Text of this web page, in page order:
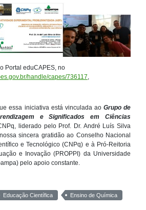
Portal eduCAPES, no
handle/capes/736117,
essa iniciativa está vinculada ao Grupo de
e Significados em Ciências
liderado pelo Prof. Dr. André Luís Silva
sincera gratidão ao Conselho Nacional
e Tecnológico (CNPq) e à Pró-Reitoria
e Inovação (PROPPI) da Universidade
pelo apoio constante.
Educação Científica Ensino de Química